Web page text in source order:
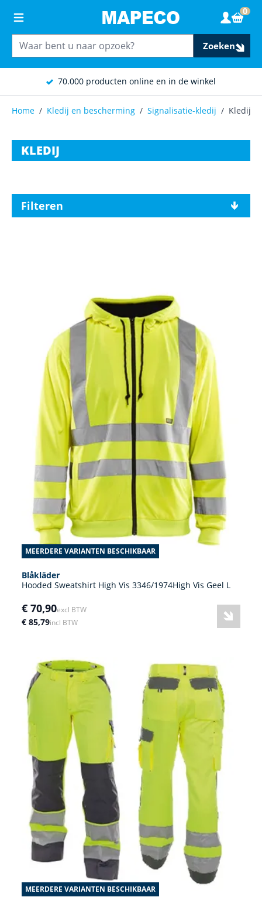
70.000 producten online en in de winkel
Zoeken
0
Home / Kledij en bescherming / Signalisatie-kledij / Kledij
KLEDIJ
Filteren
MEERDERE VARIANTEN BESCHIKBAAR
Blåkläder
Hooded Sweatshirt High Vis 3346/1974High Vis Geel L
€ 70,90excl BTW
€ 85,79incl BTW
MEERDERE VARIANTEN BESCHIKBAAR